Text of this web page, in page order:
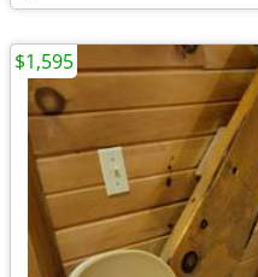
$1,595